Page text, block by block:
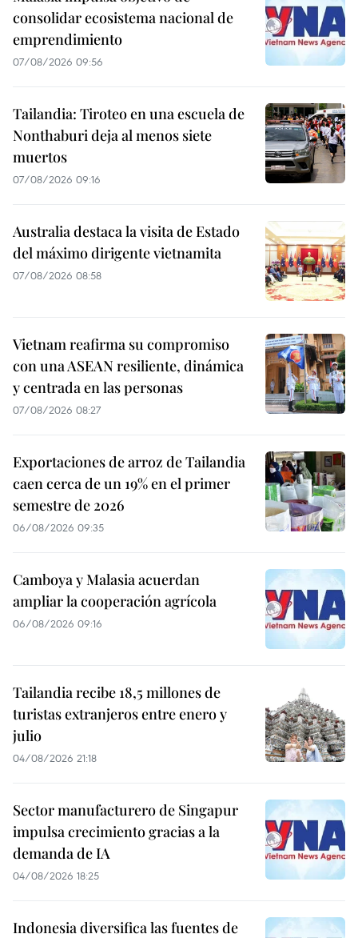
consolidar ecosistema nacional de
emprendimiento
07/08/2026 09:56
Tailandia: Tiroteo en una escuela de
Nonthaburi deja al menos siete
muertos
07/08/2026 09:16
Australia destaca la visita de Estado
del máximo dirigente vietnamita
07/08/2026 08:58
Vietnam reafirma su compromiso
con una ASEAN resiliente, dinámica
y centrada en las personas
07/08/2026 08:27
Exportaciones de arroz de Tailandia
caen cerca de un 19% en el primer
semestre de 2026
06/08/2026 09:35
Camboya y Malasia acuerdan
ampliar la cooperación agrícola
06/08/2026 09:16
Tailandia recibe 18,5 millones de
turistas extranjeros entre enero y
julio
04/08/2026 21:18
Sector manufacturero de Singapur
impulsa crecimiento gracias a la
demanda de IA
04/08/2026 18:25
Indonesia diversifica las fuentes de